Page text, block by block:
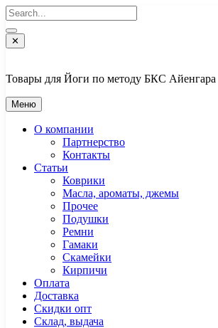
Перейти
к
содержимому
✕
Товары для Йоги по методу БКС Айенгара
Меню
О компании
Партнерство
Контакты
Статьи
Коврики
Масла, ароматы, джемы
Прочее
Подушки
Ремни
Гамаки
Скамейки
Кирпичи
Оплата
Доставка
Скидки опт
Склад, выдача